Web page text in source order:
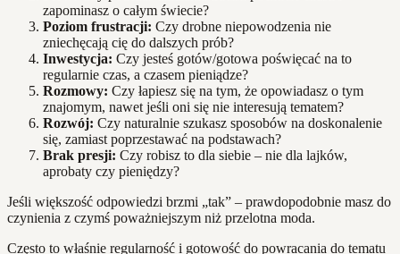
zapominasz o całym świecie?
Poziom frustracji: Czy drobne niepowodzenia nie
zniechęcają cię do dalszych prób?
Inwestycja: Czy jesteś gotów/gotowa poświęcać na to
regularnie czas, a czasem pieniądze?
Rozmowy: Czy łapiesz się na tym, że opowiadasz o tym
znajomym, nawet jeśli oni się nie interesują tematem?
Rozwój: Czy naturalnie szukasz sposobów na doskonalenie
się, zamiast poprzestawać na podstawach?
Brak presji: Czy robisz to dla siebie – nie dla lajków,
aprobaty czy pieniędzy?
Jeśli większość odpowiedzi brzmi „tak” – prawdopodobnie masz do
czynienia z czymś poważniejszym niż przelotna moda.
Często to właśnie regularność i gotowość do powracania do tematu